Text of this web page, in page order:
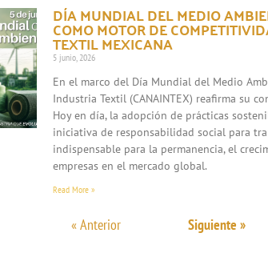
DÍA MUNDIAL DEL MEDIO
COMO MOTOR DE
TEXTIL MEXICANA
5 junio, 2026
En el marco del Día Mundial del Medio
Industria Textil (CANAINTEX) reafirma su
Hoy en día, la adopción de prácticas
iniciativa de responsabilidad social para
indispensable para la permanencia, el
empresas en el mercado global.
Read More »
« Anterior Siguiente »